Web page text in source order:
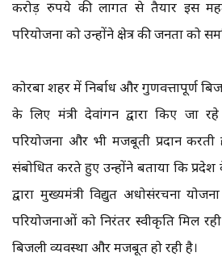
करोड़ रुपये की लागत से तैयार इस
परियोजना को उन्होंने क्षेत्र की जनता को
कोरबा शहर में निर्बाध और गुणवत्तापूर्ण
के लिए मंत्री देवांगन द्वारा किए जा
परियोजना और भी मजबूती प्रदान करती
संबोधित करते हुए उन्होंने बताया कि
द्वारा मुख्यमंत्री विद्युत अधोसंरचना
परियोजनाओं को निरंतर स्वीकृति मिल
बिजली व्यवस्था और मजबूत हो रही है।